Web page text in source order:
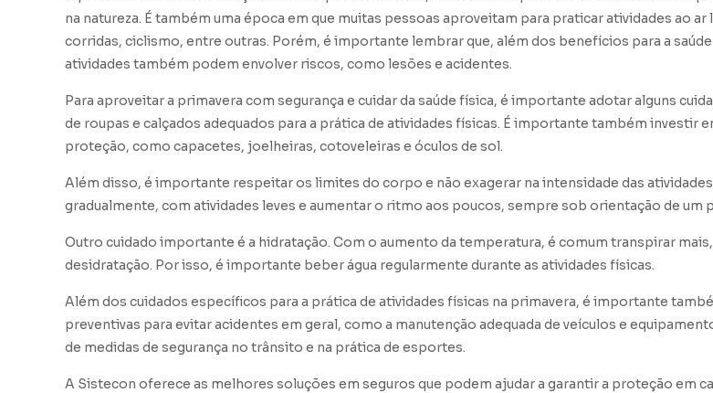
na natureza. É também uma época em que muitas pessoas aproveitam para praticar atividades ao
corridas, ciclismo, entre outras. Porém, é importante lembrar que, além dos benefícios para a
atividades também podem envolver riscos, como lesões e acidentes.
Para aproveitar a primavera com segurança e cuidar da saúde física, é importante adotar alguns
de roupas e calçados adequados para a prática de atividades físicas. É importante também investir
proteção, como capacetes, joelheiras, cotoveleiras e óculos de sol.
Além disso, é importante respeitar os limites do corpo e não exagerar na intensidade das
gradualmente, com atividades leves e aumentar o ritmo aos poucos, sempre sob orientação de um
Outro cuidado importante é a hidratação. Com o aumento da temperatura, é comum transpirar
desidratação. Por isso, é importante beber água regularmente durante as atividades físicas.
Além dos cuidados específicos para a prática de atividades físicas na primavera, é importante
preventivas para evitar acidentes em geral, como a manutenção adequada de veículos e
de medidas de segurança no trânsito e na prática de esportes.
A Sistecon oferece as melhores soluções em seguros que podem ajudar a garantir a proteção em